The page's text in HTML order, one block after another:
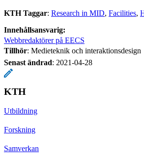
KTH Taggar: Research in MID Facilities
Innehållsansvarig:
Webbredaktörer på EECS
Tillhör: Medieteknik och interaktionsdesign
Senast ändrad: 2021-04-28
KTH
Utbildning
Forskning
Samverkan